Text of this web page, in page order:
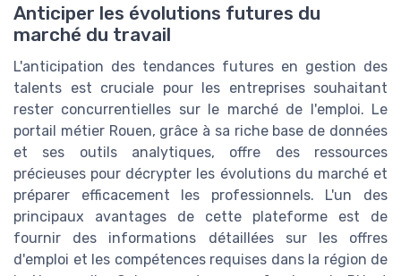
Anticiper les évolutions futures du
marché du travail
L'anticipation des tendances futures en gestion des
talents est cruciale pour les entreprises souhaitant
rester concurrentielles sur le marché de l'emploi. Le
portail métier Rouen, grâce à sa riche base de données
et ses outils analytiques, offre des ressources
précieuses pour décrypter les évolutions du marché et
préparer efficacement les professionnels. L'un des
principaux avantages de cette plateforme est de
fournir des informations détaillées sur les offres
d'emploi et les compétences requises dans la région de